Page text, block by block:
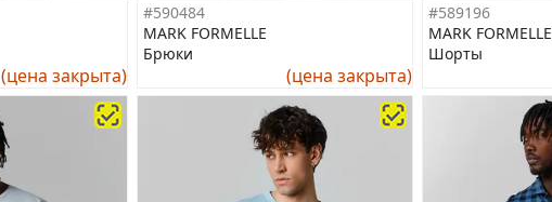
(цена закрыта)
#590484
MARK FORMELLE
Брюки
(цена закрыта)
#589196
MARK FORMELLE
Шорты